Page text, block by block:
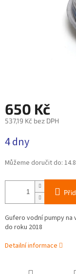
650 Kč
537,19 Kč bez DPH
cena:
4 dny
Můžeme doručit do:
Gufero vodní pumpy na
do roku 2018
Detailní informace